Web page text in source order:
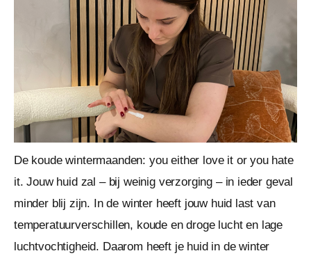
De koude wintermaanden: you either love it or you hate
it. Jouw huid zal – bij weinig verzorging – in ieder geval
minder blij zijn. In de winter heeft jouw huid last van
temperatuurverschillen, koude en droge lucht en lage
luchtvochtigheid. Daarom heeft je huid in de winter